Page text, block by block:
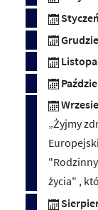
„Żyjmy
życia" ,